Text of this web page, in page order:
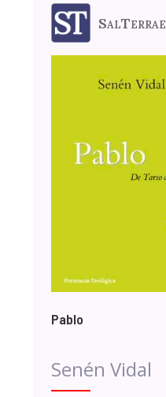
SalTerrae
Pablo
Senén Vidal